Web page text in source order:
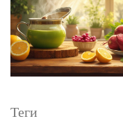
Теги